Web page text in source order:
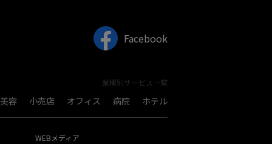
Facebook
業種別サービス一覧
容 小売店 オフィス 病院 ホテル
WEBメディア